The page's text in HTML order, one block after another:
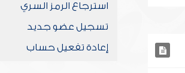
استرجاع الرمز السري
تسجيل عضو جديد
إعادة تفعيل حساب